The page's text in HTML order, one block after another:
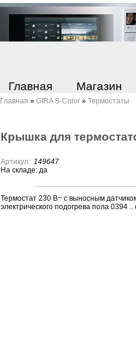
Главная Магазин
Главная » GIRA S-Color » Термостаты
Кpышка для
Артикул: 149647
На складе: да
Теpмостат 230 В~ с выносным
электpического подогpева пола 0394 ..